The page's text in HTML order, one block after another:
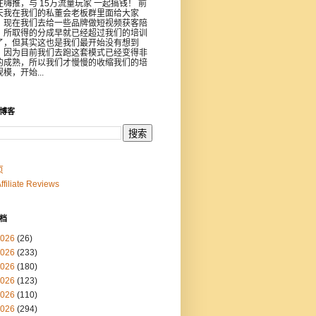
嗨推，与 15万流量玩家 一起搞钱！ 前
我在我们的私董会老板群里面给大家
现在我们去给一些品牌做短视频获客陪
所取得的分成早就已经超过我们的培训
，但其实这也是我们最开始没有想到
因为目前我们去跑这套模式已经变得非
成熟，所以我们才慢慢的收缩我们的培
模，开始...
客
Reviews
(26)
(233)
(180)
(123)
(110)
(294)